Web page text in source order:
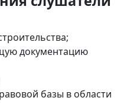
документацию
базы в области